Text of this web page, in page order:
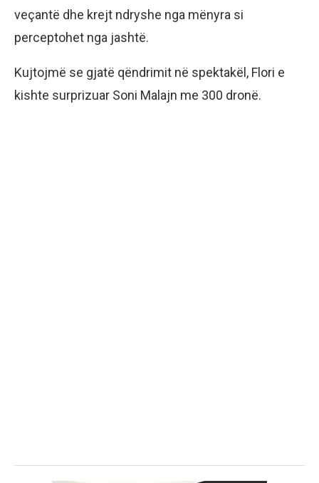
veçantë dhe krejt ndryshe nga mënyra si
perceptohet nga jashtë.
Kujtojmë se gjatë qëndrimit në spektakël, Flori e
kishte surprizuar Soni Malajn me 300 dronë.